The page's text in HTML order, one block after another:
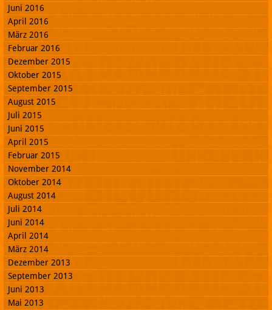
Juni 2016
April 2016
März 2016
Februar 2016
Dezember 2015
Oktober 2015
September 2015
August 2015
Juli 2015
Juni 2015
April 2015
Februar 2015
November 2014
Oktober 2014
August 2014
Juli 2014
Juni 2014
April 2014
März 2014
Dezember 2013
September 2013
Juni 2013
Mai 2013